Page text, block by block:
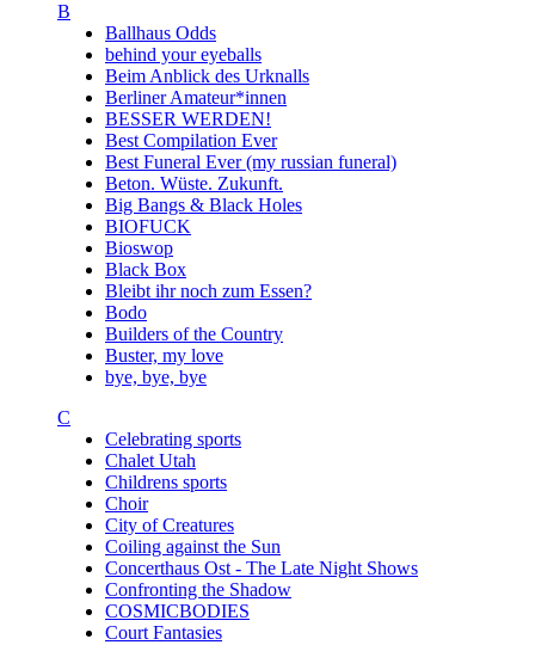
B
Ballhaus Odds
behind your eyeballs
Beim Anblick des Urknalls
Berliner Amateur*innen
BESSER WERDEN!
Best Compilation Ever
Best Funeral Ever (my russian funeral)
Beton. Wüste. Zukunft.
Big Bangs & Black Holes
BIOFUCK
Bioswop
Black Box
Bleibt ihr noch zum Essen?
Bodo
Builders of the Country
Buster, my love
bye, bye, bye
C
Celebrating sports
Chalet Utah
Childrens sports
Choir
City of Creatures
Coiling against the Sun
Concerthaus Ost - The Late Night Shows
Confronting the Shadow
COSMICBODIES
Court Fantasies